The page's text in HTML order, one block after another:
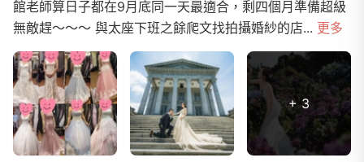
館老師算日子都在9月底同一天最適合，剩四個月準備超級
無敵趕～～～ 與太座下班之餘爬文找拍攝婚紗的店... 更多
+ 3